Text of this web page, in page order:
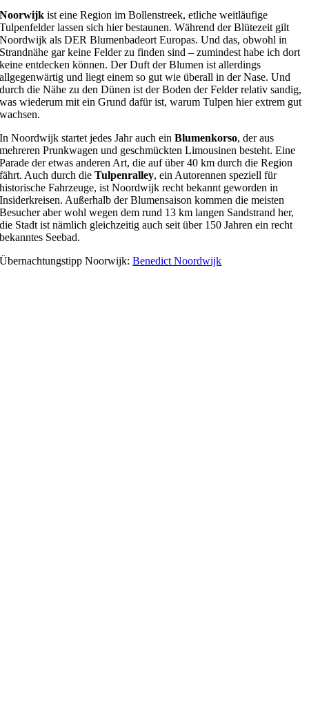
Noorwijk ist eine Region im Bollenstreek, etliche weitläufige
Tulpenfelder lassen sich hier bestaunen. Während der Blütezeit gilt
Noordwijk als DER Blumenbadeort Europas. Und das, obwohl in
Strandnähe gar keine Felder zu finden sind – zumindest habe ich dort
keine entdecken können. Der Duft der Blumen ist allerdings
allgegenwärtig und liegt einem so gut wie überall in der Nase. Und
durch die Nähe zu den Dünen ist der Boden der Felder relativ sandig,
was wiederum mit ein Grund dafür ist, warum Tulpen hier extrem gut
wachsen.
In Noordwijk startet jedes Jahr auch einBlumenkorso, der aus
mehreren Prunkwagen und geschmückten Limousinen besteht. Eine
Parade der etwas anderen Art, die auf über 40 km durch die Region
fährt. Auch durch dieTulpenralley, ein Autorennen speziell für
historische Fahrzeuge, ist Noordwijk recht bekannt geworden in
Insiderkreisen. Außerhalb der Blumensaison kommen die meisten
Besucher aber wohl wegen dem rund 13 km langen Sandstrand her,
die Stadt ist nämlich gleichzeitig auch seit über 150 Jahren ein recht
bekanntes Seebad.
Übernachtungstipp Noorwijk:Benedict Noordwijk